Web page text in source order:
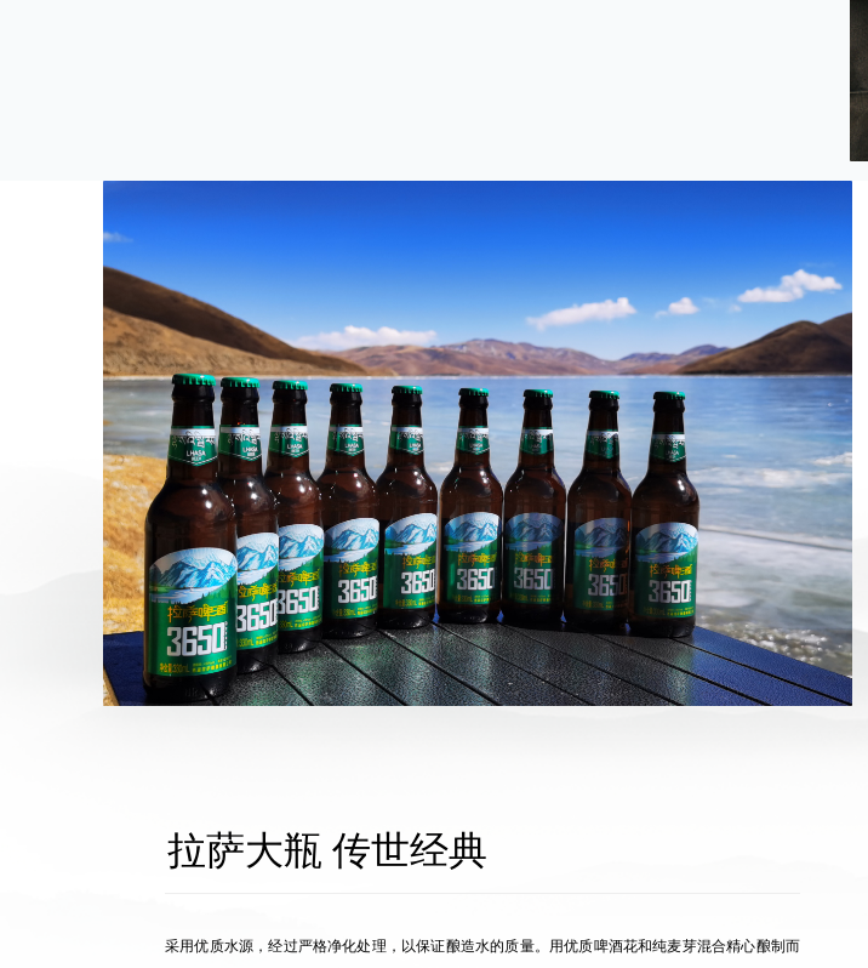
拉萨大瓶 传世经典
采用优质水源，经过严格净化处理，以保证酿造水的质量。用优质啤酒花和纯麦芽混合精心酿制而